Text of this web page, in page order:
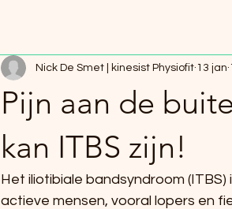
Pijn aan de
kan ITBS zijn!
Nick De Smet | kinesist Physiofit 13 jan
Het iliotibiale bandsyndroom
actieve mensen, vooral lopers en